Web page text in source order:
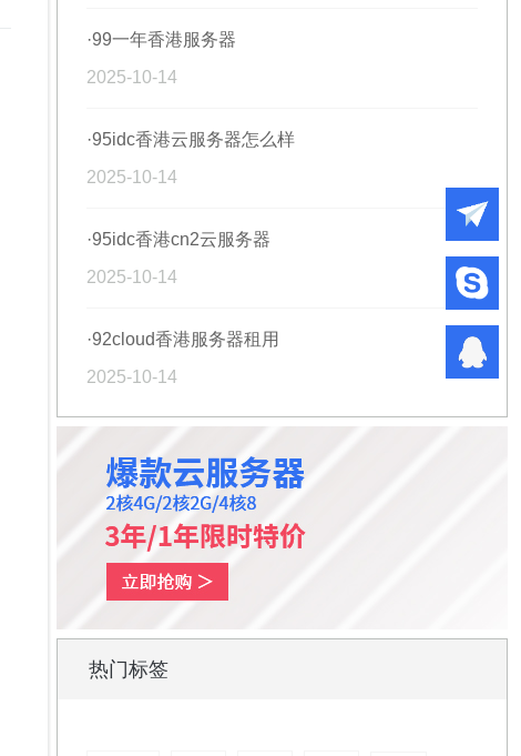
·99一年香港服务器
2025-10-14
·95idc香港云服务器怎么样
2025-10-14
·95idc香港cn2云服务器
2025-10-14
·92cloud香港服务器租用
2025-10-14
热门标签